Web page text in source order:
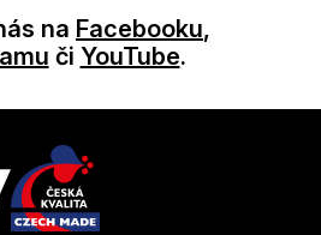
na Facebooku,
či YouTube.